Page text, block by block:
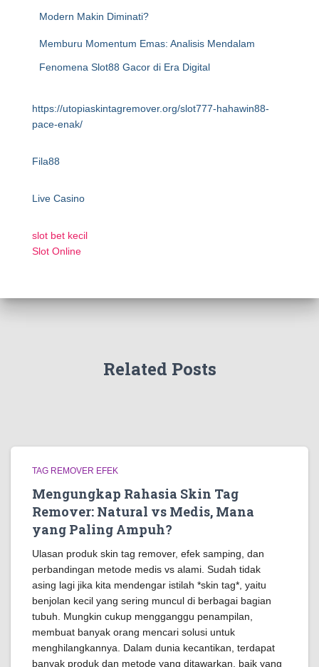
Modern Makin Diminati?
Memburu Momentum Emas: Analisis Mendalam
Fenomena Slot88 Gacor di Era Digital
https://utopiaskintagremover.org/slot777-hahawin88-
pace-enak/
Fila88
Live Casino
slot bet kecil
Slot Online
Related Posts
TAG REMOVER EFEK
Mengungkap Rahasia Skin Tag
Remover: Natural vs Medis, Mana
yang Paling Ampuh?
Ulasan produk skin tag remover, efek samping, dan
perbandingan metode medis vs alami. Sudah tidak
asing lagi jika kita mendengar istilah *skin tag*, yaitu
benjolan kecil yang sering muncul di berbagai bagian
tubuh. Mungkin cukup mengganggu penampilan,
membuat banyak orang mencari solusi untuk
menghilangkannya. Dalam dunia kecantikan, terdapat
banyak produk dan metode yang ditawarkan, baik yang